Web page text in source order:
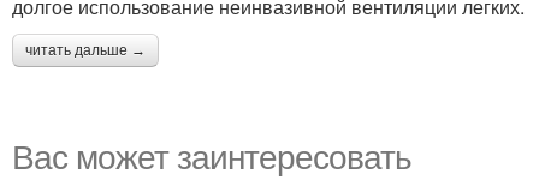
долгое использование неинвазивной вентиляции легких.
читать дальше →
Вас может заинтересовать